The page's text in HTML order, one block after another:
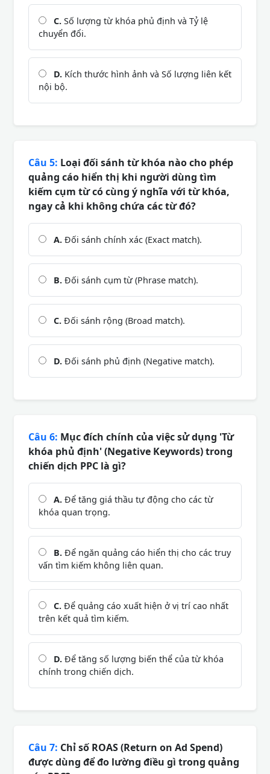
C. Số lượng từ khóa phủ định và Tỷ lệ
chuyển đổi.
D. Kích thước hình ảnh và Số lượng liên kết
nội bộ.
Câu 5: Loại đối sánh từ khóa nào cho phép
quảng cáo hiển thị khi người dùng tìm
kiếm cụm từ có cùng ý nghĩa với từ khóa,
ngay cả khi không chứa các từ đó?
A. Đối sánh chính xác (Exact match).
B. Đối sánh cụm từ (Phrase match).
C. Đối sánh rộng (Broad match).
D. Đối sánh phủ định (Negative match).
Câu 6: Mục đích chính của việc sử dụng 'Từ
khóa phủ định' (Negative Keywords) trong
chiến dịch PPC là gì?
A. Để tăng giá thầu tự động cho các từ
khóa quan trọng.
B. Để ngăn quảng cáo hiển thị cho các truy
vấn tìm kiếm không liên quan.
C. Để quảng cáo xuất hiện ở vị trí cao nhất
trên kết quả tìm kiếm.
D. Để tăng số lượng biến thể của từ khóa
chính trong chiến dịch.
Câu 7: Chỉ số ROAS (Return on Ad Spend)
được dùng để đo lường điều gì trong quảng